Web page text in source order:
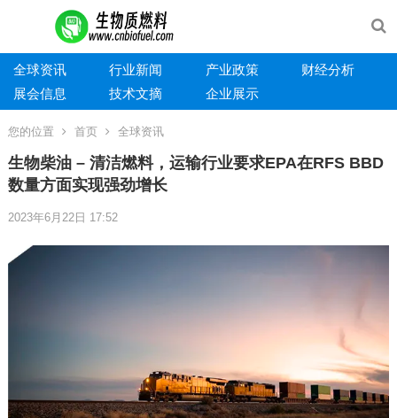
全球资讯 行业新闻 产业政策
财经分析
展会信息
技术文摘 企业展示
您的位置 首页 全球资讯
生物柴油 – 清洁燃料，运输行业要求EPA在RFS BBD
数量方面实现强劲增长
2023年6月22日 17:52